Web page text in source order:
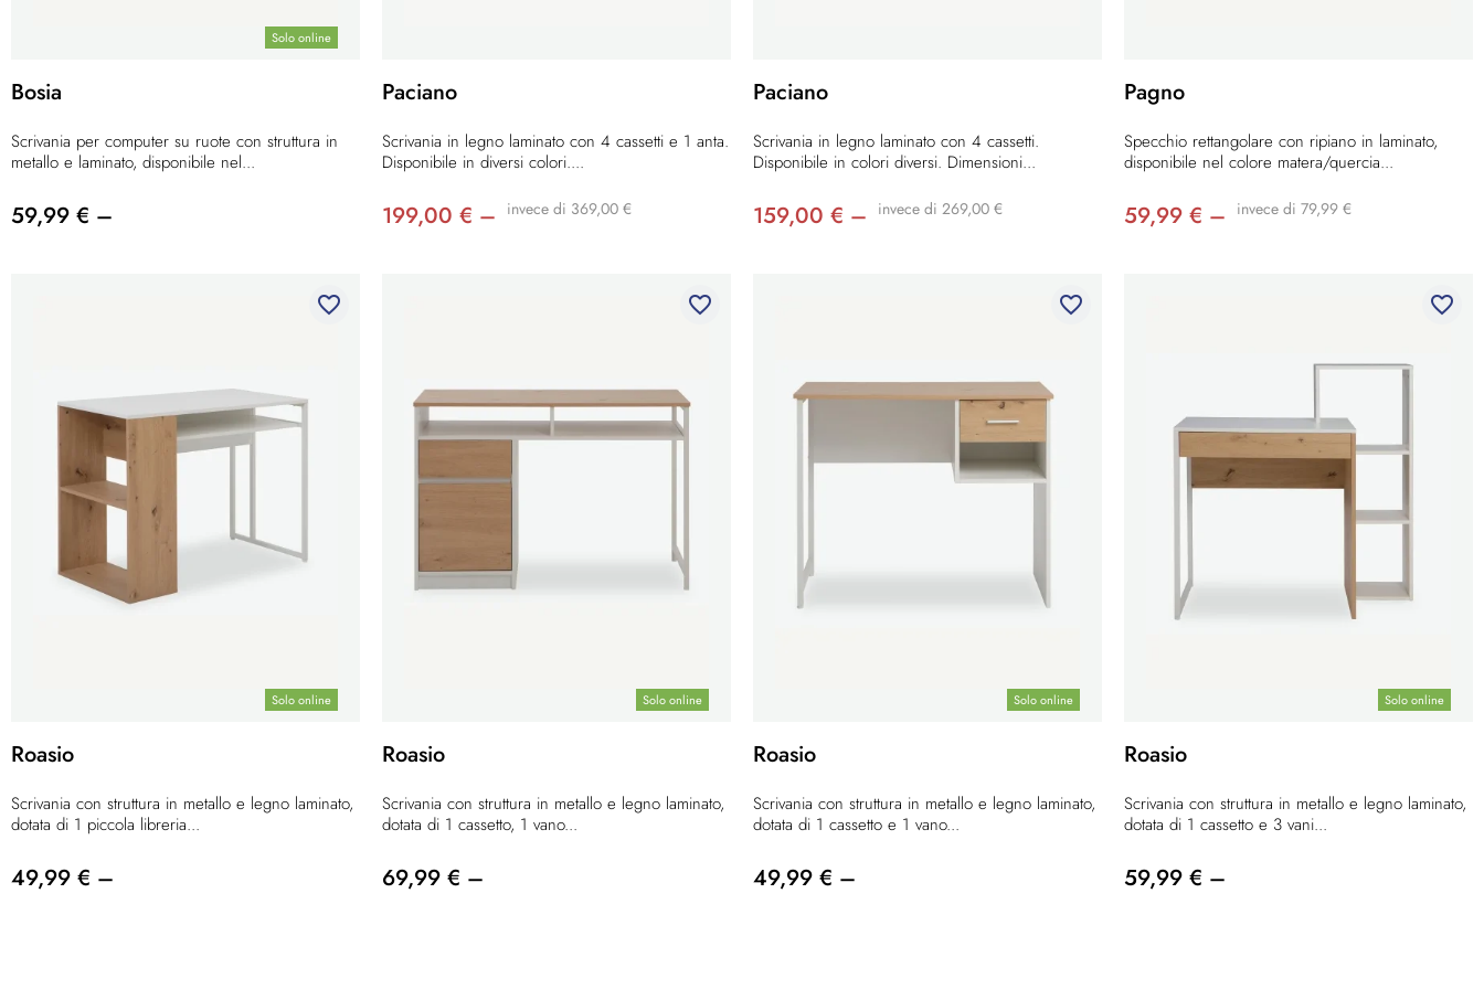
Solo online
Bosia
Scrivania per computer su ruote con struttura in
metallo e laminato, disponibile nel...
59,99 € –
Paciano
Scrivania in legno laminato con 4 cassetti e 1 anta.
Disponibile in diversi colori....
199,00 € – invece di 369,00 €
Paciano
Scrivania in legno laminato con 4 cassetti.
Disponibile in colori diversi. Dimensioni...
159,00 € – invece di 269,00 €
Pagno
Specchio rettangolare con ripiano in laminato,
disponibile nel colore matera/quercia...
59,99 € – invece di 79,99 €
Solo online
favorite_border
Roasio
Scrivania con struttura in metallo e legno laminato,
dotata di 1 piccola libreria...
49,99 € –
Solo online
favorite_border
Roasio
Scrivania con struttura in metallo e legno laminato,
dotata di 1 cassetto, 1 vano...
69,99 € –
Solo online
favorite_border
Roasio
Scrivania con struttura in metallo e legno laminato,
dotata di 1 cassetto e 1 vano...
49,99 € –
Solo online
favorite_border
Roasio
Scrivania con struttura in metallo e legno laminato,
dotata di 1 cassetto e 3 vani...
59,99 € –